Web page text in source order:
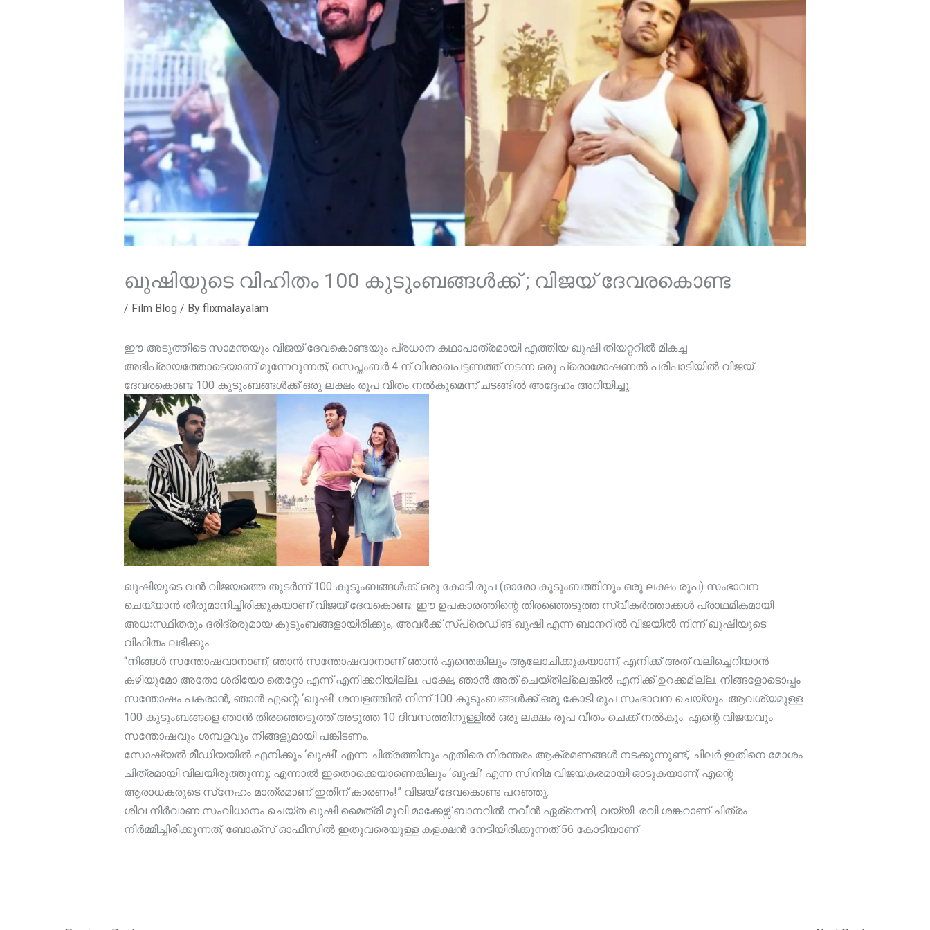
ഖുഷിയുടെ വിഹിതം 100 കുടുംബങ്ങൾക്ക് ; വിജയ് ദേവരകൊണ്ട
/ Film Blog / By flixmalayalam
ഈ അടുത്തിടെ സാമന്തയും വിജയ് ദേവകൊണ്ടയും പ്രധാന കഥാപാത്രമായി എത്തിയ ഖുഷി തിയറ്ററിൽ മികച്ച
അഭിപ്രായത്തോടെയാണ് മുന്നേറുന്നത്, സെപ്തംബർ 4 ന് വിശാഖപട്ടണത്ത് നടന്ന ഒരു പ്രൊമോഷണൽ പരിപാടിയിൽ വിജയ്
ദേവരകൊണ്ട 100 കുടുംബങ്ങൾക്ക് ഒരു ലക്ഷം രൂപ വീതം നൽകുമെന്ന് ചടങ്ങിൽ അദ്ദേഹം അറിയിച്ചു.
ഖുഷിയുടെ വൻ വിജയത്തെ തുടർന്ന് 100 കുടുംബങ്ങൾക്ക് ഒരു കോടി രൂപ (ഓരോ കുടുംബത്തിനും ഒരു ലക്ഷം രൂപ) സംഭാവന
ചെയ്യാൻ തീരുമാനിച്ചിരിക്കുകയാണ് വിജയ് ദേവകൊണ്ട. ഈ ഉപകാരത്തിന്റെ തിരഞ്ഞെടുത്ത സ്വീകർത്താക്കൾ പ്രാഥമികമായി
അധഃസ്ഥിതരും ദരിദ്രരുമായ കുടുംബങ്ങളായിരിക്കും, അവർക്ക് സ്പ്രെഡിങ് ഖുഷി എന്ന ബാനറിൽ വിജയിൽ നിന്ന് ഖുഷിയുടെ
വിഹിതം ലഭിക്കും.
“നിങ്ങൾ സന്തോഷവാനാണ്, ഞാൻ സന്തോഷവാനാണ് ഞാൻ എന്തെങ്കിലും ആലോചിക്കുകയാണ്, എനിക്ക് അത് വലിച്ചെറിയാൻ
കഴിയുമോ അതോ ശരിയോ തെറ്റോ എന്ന് എനിക്കറിയില്ല. പക്ഷേ, ഞാൻ അത് ചെയ്തില്ലെങ്കിൽ എനിക്ക് ഉറക്കമില്ല. നിങ്ങളോടൊപ്പം
സന്തോഷം പകരാൻ, ഞാൻ എന്റെ ‘ഖുഷി’ ശമ്പളത്തിൽ നിന്ന് 100 കുടുംബങ്ങൾക്ക് ഒരു കോടി രൂപ സംഭാവന ചെയ്യും. ആവശ്യമുള്ള
100 കുടുംബങ്ങളെ ഞാൻ തിരഞ്ഞെടുത്ത് അടുത്ത 10 ദിവസത്തിനുള്ളിൽ ഒരു ലക്ഷം രൂപ വീതം ചെക്ക് നൽകും. എന്റെ വിജയവും
സന്തോഷവും ശമ്പളവും നിങ്ങളുമായി പങ്കിടണം.
സോഷ്യൽ മീഡിയയിൽ എനിക്കും ‘ഖുഷി’ എന്ന ചിത്രത്തിനും എതിരെ നിരന്തരം ആക്രമണങ്ങൾ നടക്കുന്നുണ്ട്, ചിലർ ഇതിനെ മോശം
ചിത്രമായി വിലയിരുത്തുന്നു; എന്നാൽ ഇതൊക്കെയാണെങ്കിലും ‘ഖുഷി’ എന്ന സിനിമ വിജയകരമായി ഓടുകയാണ്; എന്റെ
ആരാധകരുടെ സ്‌നേഹം മാത്രമാണ് ഇതിന് കാരണം!” വിജയ് ദേവകൊണ്ട പറഞ്ഞു.
ശിവ നിർവാണ സംവിധാനം ചെയ്ത ഖുഷി മൈത്രി മൂവി മാക്കേഴ്സ് ബാനറിൽ നവീൻ ഏര്നെനി, വയ്യി. രവി ശങ്കറാണ് ചിത്രം
നിർമ്മിച്ചിരിക്കുന്നത്, ബോക്സ്‌ ഓഫീസിൽ ഇതുവരെയുള്ള കളക്ഷൻ നേടിയിരിക്കുന്നത് 56 കോടിയാണ്.